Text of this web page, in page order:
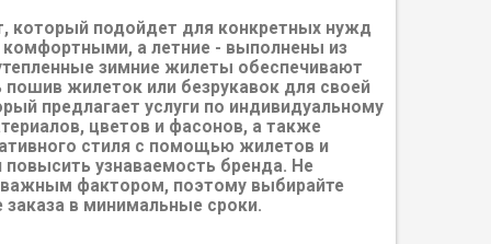
который подойдет для конкретных нужд
а летние - выполнены из
зимние жилеты обеспечивают
жилеток или безрукавок для своей
предлагает услуги по индивидуальному
цветов и фасонов, а также
стиля с помощью жилетов и
узнаваемость бренда. Не
важным фактором, поэтому выбирайте
в минимальные сроки.